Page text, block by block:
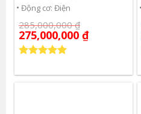
Động cơ: Điện
285,000,000₫
275,000,000 ₫
hạng5.00